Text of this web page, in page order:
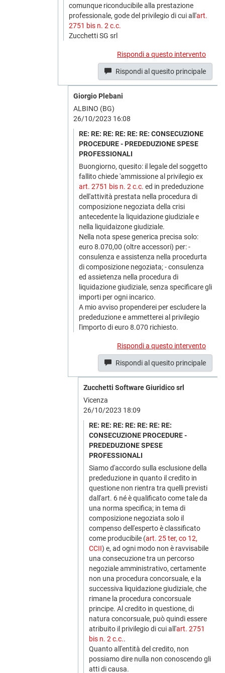
comunque riconducibile alla prestazione
professionale, gode del privilegio di cui all'art.
2751 bis n. 2 c.c.
Zucchetti SG srl
Rispondi a questo intervento
Rispondi al quesito principale
Giorgio Plebani
ALBINO (BG)
26/10/2023 16:08
RE: RE: RE: RE: RE: RE: CONSECUZIONE
PROCEDURE - PREDEDUZIONE SPESE
PROFESSIONALI
Buongiorno, quesito: il legale del soggetto
fallito chiede 'ammissione al privilegio ex
art. 2751 bis n. 2 c.c. ed in prededuzione
dell'attività prestata nella procedura di
composizione negoziata della crisi
antecedente la liquidazione giudiziale e
nella liquidaizone giudiziale.
Nella nota spese generica precisa solo:
euro 8.070,00 (oltre accessori) per: -
consulenza e assistenza nella procedurta
di composizione negoziata; - consulenza
ed assietenza nella procedura di
liquidazione giudiziale, senza specificare gli
importi per ogni incarico.
A mio avviso propenderei per escludere la
prededuzione e ammetterei al privilegio
l'importo di euro 8.070 richiesto.
Rispondi a questo intervento
Rispondi al quesito principale
Zucchetti Software Giuridico srl
Vicenza
26/10/2023 18:09
RE: RE: RE: RE: RE: RE: RE:
CONSECUZIONE PROCEDURE -
PREDEDUZIONE SPESE
PROFESSIONALI
Siamo d'accordo sulla esclusione della
prededuzione in quanto il credito in
questione non rientra tra quelli previsti
dall'art. 6 né è qualificato come tale da
una norma specifica; in tema di
composizione negoziata solo il
compenso dell'esperto è classificato
come producibile (art. 25 ter, co 12,
CCII) e, ad ogni modo non è ravvisabile
una consecuzione tra un percorso
negoziale amministrativo, certamente
non una procedura concorsuale, e la
successiva liquidazione giudiziale, che
rimane la procedura concorsuale
principe. Al credito in questione, di
natura concorsuale, può quindi essere
atribuito il privilegio di cui all'art. 2751
bis n. 2 c.c..
Quanto all'entità del credito, non
possiamo dire nulla non conoscendo gli
atti di causa.